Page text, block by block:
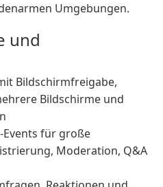
Umgebungen.
und
Bildschirmfreigabe,
Bildschirme und
für große
Moderation, Q&A